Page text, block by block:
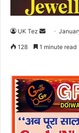
UK Tez
a
e
m
a
128 1 minute read